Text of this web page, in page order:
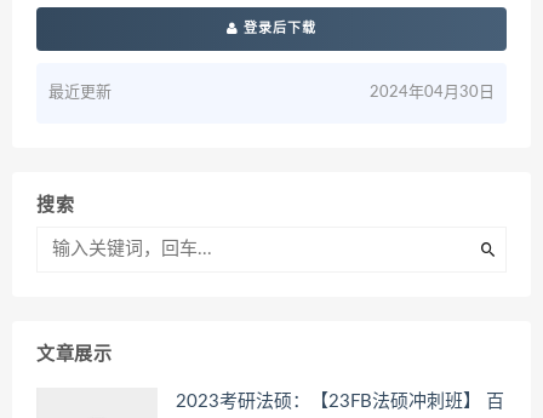
登录后下载
最近更新 2024年04月30日
搜索
文章展示
2023考研法硕：【23FB法硕冲刺班】 百